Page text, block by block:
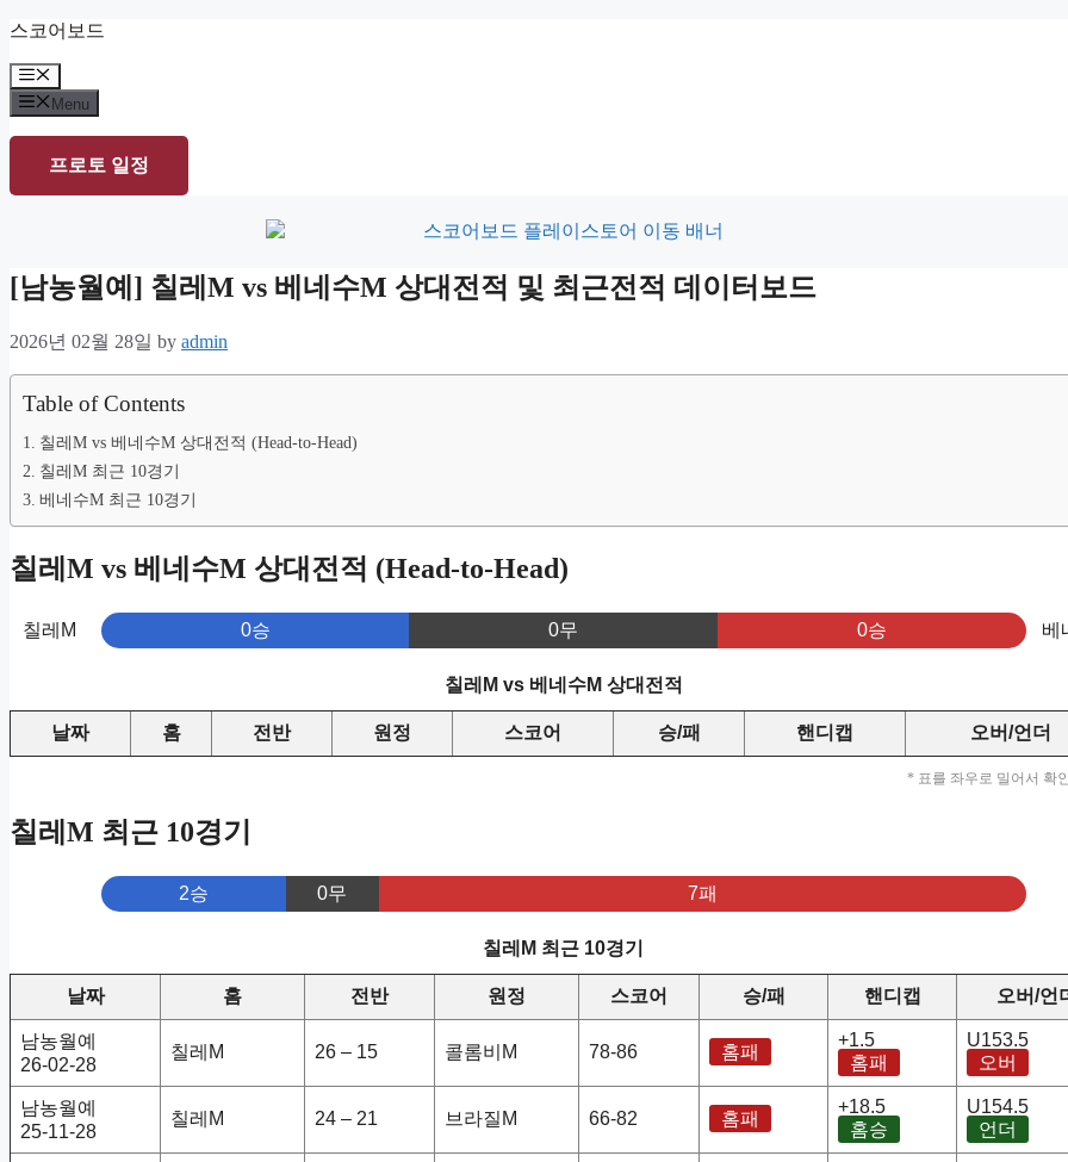
Skip
content
스코어보드
Menu
Menu
프로토 일정
[남농월예] 칠레M vs 베네수M 상대전적 및 최근전적 데이터보드
2026년 02월 28일 by admin
Table of Contents
칠레M vs 베네수M 상대전적 (Head-to-Head)
칠레M 최근 10경기
베네수M 최근 10경기
칠레M vs 베네수M 상대전적 (Head-to-Head)
칠레M 0승 0무 0승 베
칠레M vs 베네수M 상대전적
날짜 홈 전반 원정 스코어 승/패 핸디캡 오버/언더
* 표를 좌우로 밀어서 확
칠레M 최근 10경기
2승 0무 7패
칠레M 최근 10경기
날짜 홈 전반 원정 스코어 승/패 핸디캡 오버/언
남농월예
26-02-28
칠레M 26 – 15 콜롬비M 78-86 홈패
+1.5
홈패
U153.5
오버
남농월예
25-11-28
칠레M 24 – 21 브라질M 66-82 홈패
+18.5
홈승
U154.5
언더